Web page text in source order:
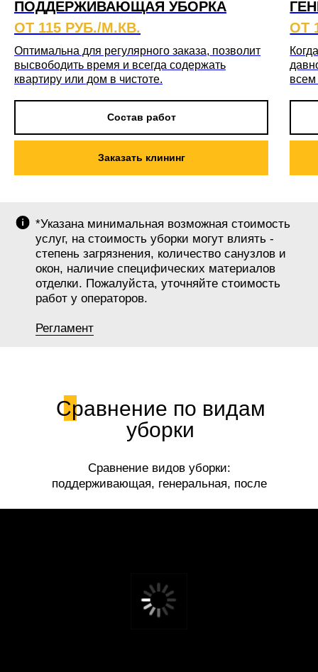
ПОДДЕРЖИВАЮЩАЯ УБОРКА
ОТ 115 РУБ./М.КВ.
Оптимальна для регулярного заказа, позволит
высвободить время и всегда содержать
квартиру или дом в чистоте.
Состав работ
Заказать клининг
ОТ
всем
*Указана минимальная возможная стоимость
услуг, на стоимость уборки могут влиять -
степень загрязнения, количество санузлов и
окон, наличие специфических материалов
отделки. Пожалуйста, уточняйте стоимость
работ у операторов.
Регламент
Сравнение по видам
уборки
Сравнение видов уборки:
поддерживающая, генеральная, после